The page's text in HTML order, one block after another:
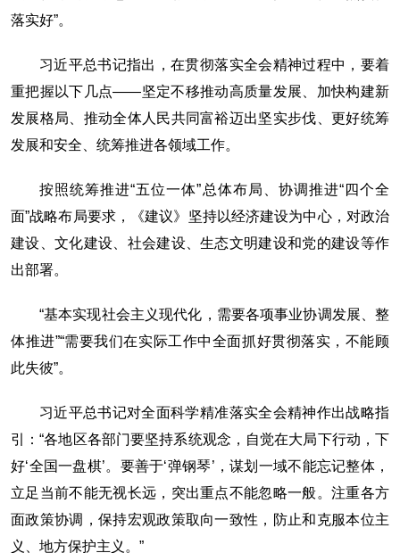
落实好”。
习近平总书记指出，在贯彻落实全会精神过程中，要着
重把握以下几点——坚定不移推动高质量发展、加快构建新
发展格局、推动全体人民共同富裕迈出坚实步伐、更好统筹
发展和安全、统筹推进各领域工作。
按照统筹推进“五位一体”总体布局、协调推进“四个全
面”战略布局要求，《建议》坚持以经济建设为中心，对政治
建设、文化建设、社会建设、生态文明建设和党的建设等作
出部署。
“基本实现社会主义现代化，需要各项事业协调发展、整
体推进”“需要我们在实际工作中全面抓好贯彻落实，不能顾
此失彼”。
习近平总书记对全面科学精准落实全会精神作出战略指
引：“各地区各部门要坚持系统观念，自觉在大局下行动，下
好‘全国一盘棋’。要善于‘弹钢琴’，谋划一域不能忘记整体，
立足当前不能无视长远，突出重点不能忽略一般。注重各方
面政策协调，保持宏观政策取向一致性，防止和克服本位主
义、地方保护主义。”